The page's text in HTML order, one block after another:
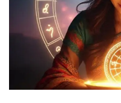
e
m
a
i